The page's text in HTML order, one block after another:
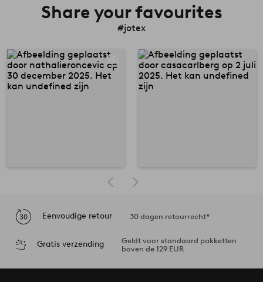
Share your favourites
#jotex
Eenvoudige retour 30 dagen retourrecht*
Gratis verzending
Geldt voor standaard pakketten
boven de 129 EUR